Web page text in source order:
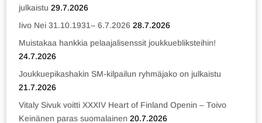
julkaistu 29.7.2026
Iivo Nei 31.10.1931– 6.7.2026 28.7.2026
Muistakaa hankkia pelaajalisenssit joukkuebliksteihin!
24.7.2026
Joukkuepikashakin SM-kilpailun ryhmäjako on julkaistu
21.7.2026
Vitaly Sivuk voitti XXXIV Heart of Finland Openin – Toivo
Keinänen paras suomalainen 20.7.2026